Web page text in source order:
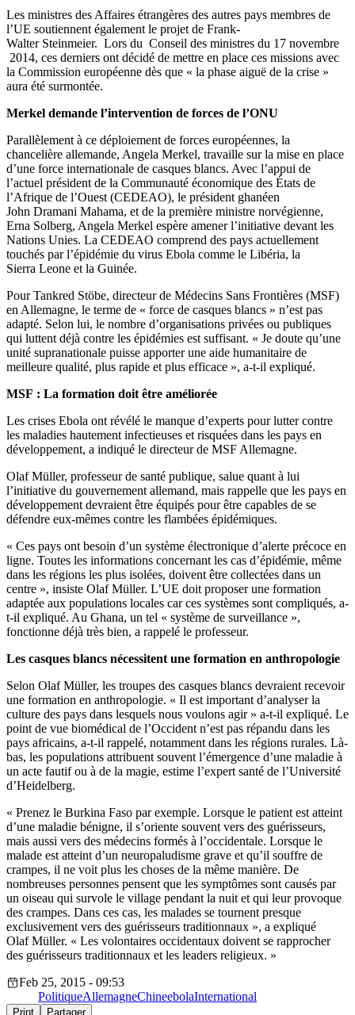
Les ministres des Affaires étrangères des autres pays membres de
l’UE soutiennent également le projet de Frank-
Walter Steinmeier. Lors du Conseil des ministres du 17 novembre
2014, ces derniers ont décidé de mettre en place ces missions avec
la Commission européenne dès que « la phase aiguë de la crise »
aura été surmontée.
Merkel demande l’intervention de forces de l’ONU
Parallèlement à ce déploiement de forces européennes, la
chancelière allemande, Angela Merkel, travaille sur la mise en place
d’une force internationale de casques blancs. Avec l’appui de
l’actuel président de la Communauté économique des États de
l’Afrique de l’Ouest (CEDEAO), le président ghanéen
John Dramani Mahama, et de la première ministre norvégienne,
Erna Solberg, Angela Merkel espère amener l’initiative devant les
Nations Unies. La CEDEAO comprend des pays actuellement
touchés par l’épidémie du virus Ebola comme le Libéria, la
Sierra Leone et la Guinée.
Pour Tankred Stöbe, directeur de Médecins Sans Frontières (MSF)
en Allemagne, le terme de « force de casques blancs » n’est pas
adapté. Selon lui, le nombre d’organisations privées ou publiques
qui luttent déjà contre les épidémies est suffisant. « Je doute qu’une
unité supranationale puisse apporter une aide humanitaire de
meilleure qualité, plus rapide et plus efficace », a-t-il expliqué.
MSF : La formation doit être améliorée
Les crises Ebola ont révélé le manque d’experts pour lutter contre
les maladies hautement infectieuses et risquées dans les pays en
développement, a indiqué le directeur de MSF Allemagne.
Olaf Müller, professeur de santé publique, salue quant à lui
l’initiative du gouvernement allemand, mais rappelle que les pays en
développement devraient être équipés pour être capables de se
défendre eux-mêmes contre les flambées épidémiques.
« Ces pays ont besoin d’un système électronique d’alerte précoce en
ligne. Toutes les informations concernant les cas d’épidémie, même
dans les régions les plus isolées, doivent être collectées dans un
centre », insiste Olaf Müller. L’UE doit proposer une formation
adaptée aux populations locales car ces systèmes sont compliqués, a-
t-il expliqué. Au Ghana, un tel « système de surveillance »,
fonctionne déjà très bien, a rappelé le professeur.
Les casques blancs nécessitent une formation en anthropologie
Selon Olaf Müller, les troupes des casques blancs devraient recevoir
une formation en anthropologie. « Il est important d’analyser la
culture des pays dans lesquels nous voulons agir » a-t-il expliqué. Le
point de vue biomédical de l’Occident n’est pas répandu dans les
pays africains, a-t-il rappelé, notamment dans les régions rurales. Là-
bas, les populations attribuent souvent l’émergence d’une maladie à
un acte fautif ou à de la magie, estime l’expert santé de l’Université
d’Heidelberg.
« Prenez le Burkina Faso par exemple. Lorsque le patient est atteint
d’une maladie bénigne, il s’oriente souvent vers des guérisseurs,
mais aussi vers des médecins formés à l’occidentale. Lorsque le
malade est atteint d’un neuropaludisme grave et qu’il souffre de
crampes, il ne voit plus les choses de la même manière. De
nombreuses personnes pensent que les symptômes sont causés par
un oiseau qui survole le village pendant la nuit et qui leur provoque
des crampes. Dans ces cas, les malades se tournent presque
exclusivement vers des guérisseurs traditionnaux », a expliqué
Olaf Müller. « Les volontaires occidentaux doivent se rapprocher
des guérisseurs traditionnaux et les leaders religieux. »
Feb 25, 2015 - 09:53
PolitiqueAllemagneChineebolaInternational
Print Partager